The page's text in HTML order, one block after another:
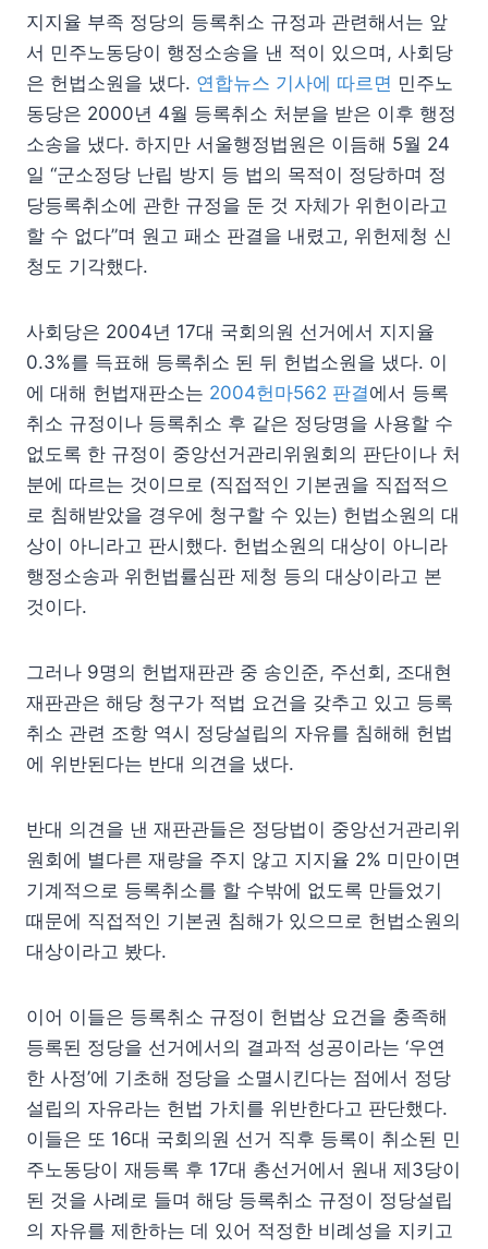
지지율 부족 정당의 등록취소 규정과 관련해서는 앞
서 민주노동당이 행정소송을 낸 적이 있으며, 사회당
은 헌법소원을 냈다. 연합뉴스 기사에 따르면 민주노
동당은 2000년 4월 등록취소 처분을 받은 이후 행정
소송을 냈다. 하지만 서울행정법원은 이듬해 5월 24
일 “군소정당 난립 방지 등 법의 목적이 정당하며 정
당등록취소에 관한 규정을 둔 것 자체가 위헌이라고
할 수 없다”며 원고 패소 판결을 내렸고, 위헌제청 신
청도 기각했다.
사회당은 2004년 17대 국회의원 선거에서 지지율
0.3%를 득표해 등록취소 된 뒤 헌법소원을 냈다. 이
에 대해 헌법재판소는 2004헌마562 판결 에서 등록
취소 규정이나 등록취소 후 같은 정당명을 사용할 수
없도록 한 규정이 중앙선거관리위원회의 판단이나 처
분에 따르는 것이므로 (직접적인 기본권을 직접적으
로 침해받았을 경우에 청구할 수 있는) 헌법소원의 대
상이 아니라고 판시했다. 헌법소원의 대상이 아니라
행정소송과 위헌법률심판 제청 등의 대상이라고 본
것이다.
그러나 9명의 헌법재판관 중 송인준, 주선회, 조대현
재판관은 해당 청구가 적법 요건을 갖추고 있고 등록
취소 관련 조항 역시 정당설립의 자유를 침해해 헌법
에 위반된다는 반대 의견을 냈다.
반대 의견을 낸 재판관들은 정당법이 중앙선거관리위
원회에 별다른 재량을 주지 않고 지지율 2% 미만이면
기계적으로 등록취소를 할 수밖에 없도록 만들었기
때문에 직접적인 기본권 침해가 있으므로 헌법소원의
대상이라고 봤다.
이어 이들은 등록취소 규정이 헌법상 요건을 충족해
등록된 정당을 선거에서의 결과적 성공이라는 ‘우연
한 사정’에 기초해 정당을 소멸시킨다는 점에서 정당
설립의 자유라는 헌법 가치를 위반한다고 판단했다.
이들은 또 16대 국회의원 선거 직후 등록이 취소된 민
주노동당이 재등록 후 17대 총선거에서 원내 제3당이
된 것을 사례로 들며 해당 등록취소 규정이 정당설립
의 자유를 제한하는 데 있어 적정한 비례성을 지키고